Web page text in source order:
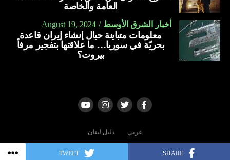
SHARE
TWEET
العامة والخاصة
أخبار الشرق الأوسط August 19, 2024
معلومات متباينة حيال إنشاء إيران قاعدة
بحريّة في سوريا… ما علاقتها بتفجير مرفأ
بيروت؟
عربي دليل لبنان